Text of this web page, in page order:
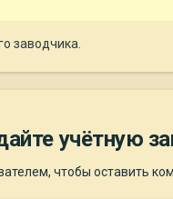
заводчика.
учётную
чтобы оставить